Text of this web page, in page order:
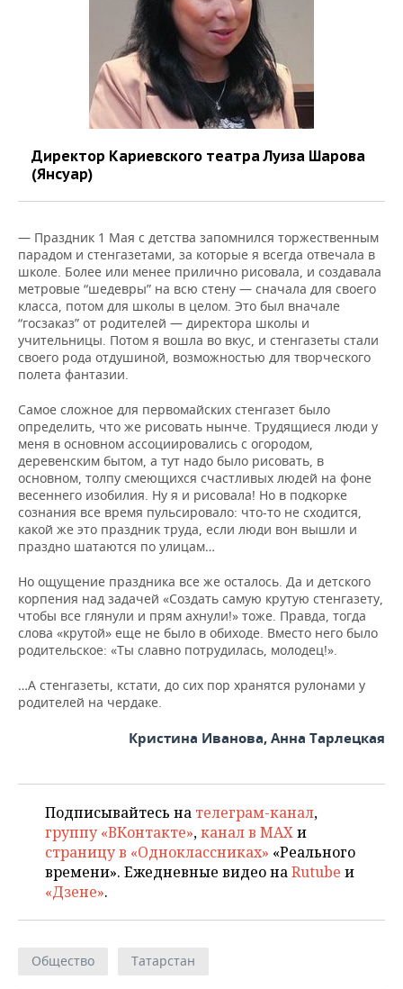
Директор Кариевского театра Луиза Шарова
(Янсуар)
— Праздник 1 Мая с детства запомнился торжественным
парадом и стенгазетами, за которые я всегда отвечала в
школе. Более или менее прилично рисовала, и создавала
метровые “шедевры” на всю стену — сначала для своего
класса, потом для школы в целом. Это был вначале
“госзаказ” от родителей — директора школы и
учительницы. Потом я вошла во вкус, и стенгазеты стали
своего рода отдушиной, возможностью для творческого
полета фантазии.
Самое сложное для первомайских стенгазет было
определить, что же рисовать нынче. Трудящиеся люди у
меня в основном ассоциировались с огородом,
деревенским бытом, а тут надо было рисовать, в
основном, толпу смеющихся счастливых людей на фоне
весеннего изобилия. Ну я и рисовала! Но в подкорке
сознания все время пульсировало: что-то не сходится,
какой же это праздник труда, если люди вон вышли и
праздно шатаются по улицам…
Но ощущение праздника все же осталось. Да и детского
корпения над задачей «Создать самую крутую стенгазету,
чтобы все глянули и прям ахнули!» тоже. Правда, тогда
слова «крутой» еще не было в обиходе. Вместо него было
родительское: «Ты славно потрудилась, молодец!».
…А стенгазеты, кстати, до сих пор хранятся рулонами у
родителей на чердаке.
Кристина Иванова, Анна Тарлецкая
Подписывайтесь на телеграм-канал,
группу «ВКонтакте»,канал в MAXи
страницу в «Одноклассниках» «Реального
времени». Ежедневные видео наRutube и
«Дзене».
Общество Татарстан